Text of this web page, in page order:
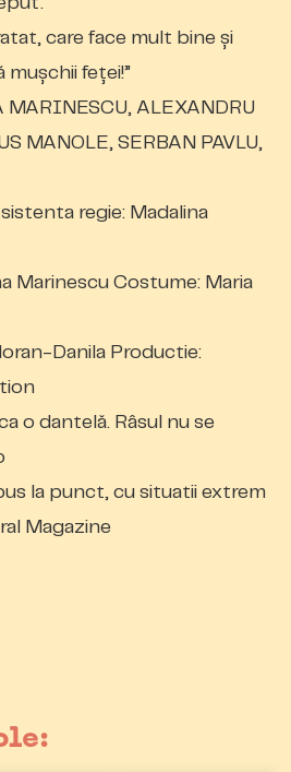
care face mult bine și
mușchii feței!”
MARINESCU, ALEXANDRU
MANOLE, SERBAN PAVLU,
regie: Madalina
Marinescu Costume: Maria
Danila Productie:
o dantelă. Râsul nu se
la punct, cu situatii extrem
Magazine